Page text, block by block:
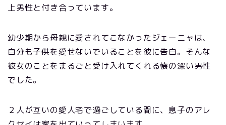
上男性と付き合っています。
幼少期から母親に愛されてこなかったジェーニャは、
自分も子供を愛せないでいることを彼に告白。そんな
彼女のことをまるごと受け入れてくれる懐の深い男性
でした。
２人が互いの愛人宅で過ごしている間に、息子のアレ